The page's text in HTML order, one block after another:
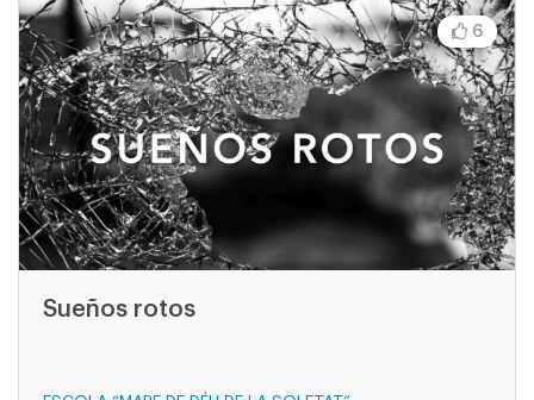
6
Sueños rotos